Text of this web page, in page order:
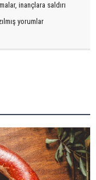
inançlara saldırı
yorumlar